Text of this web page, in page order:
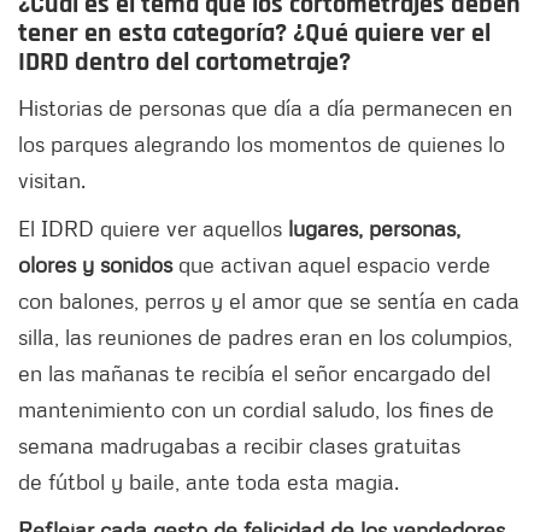
tener en esta categoría? ¿Qué quiere ver el
IDRD dentro del cortometraje?
Historias de personas que día a día permanecen en
los parques alegrando los momentos de quienes lo
visitan.
El IDRD quiere ver aquellos lugares, personas,
olores y sonidos que activan aquel espacio verde
con balones, perros y el amor que se sentía en cada
silla, las reuniones de padres eran en los columpios,
en las mañanas te recibía el señor encargado del
mantenimiento con un cordial saludo, los fines de
semana madrugabas a recibir clases gratuitas
de fútbol y baile, ante toda esta magia.